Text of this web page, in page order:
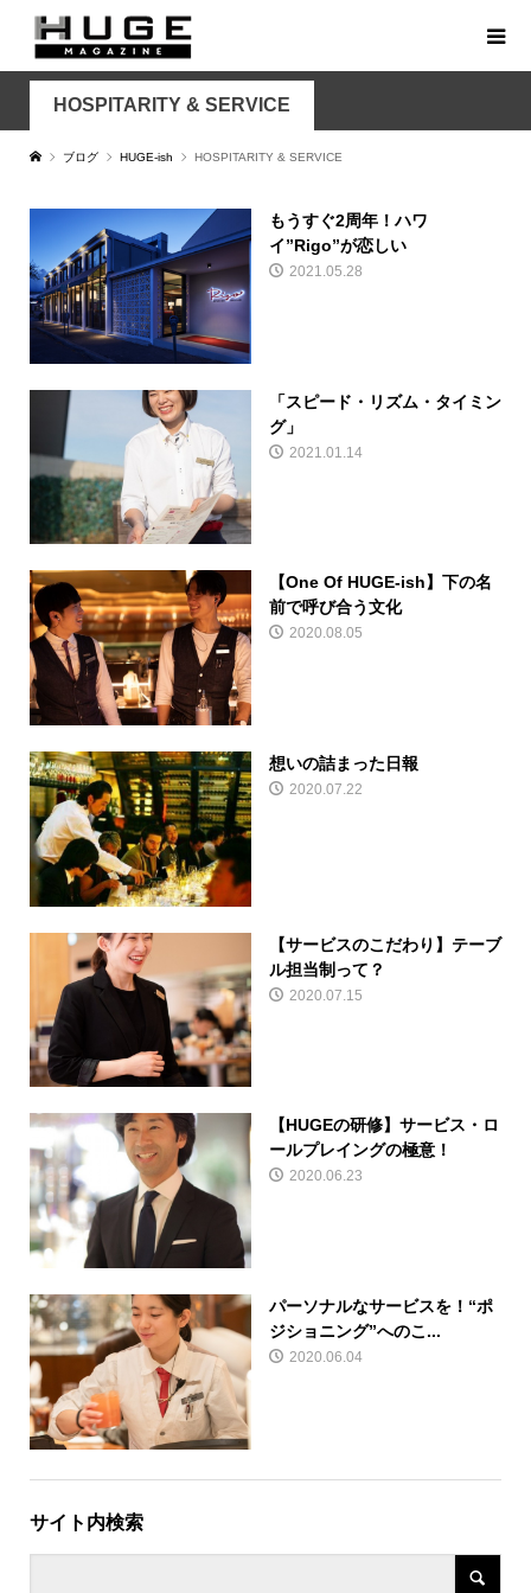
HOSPITARITY & SERVICE
ブログ HUGE-ish HOSPITARITY & SERVICE
もうすぐ2周年！ハワ
イ”Rigo”が恋しい
2021.05.28
「スピード・リズム・タイミン
グ」
2021.01.14
【One Of HUGE-ish】下の名
前で呼び合う文化
2020.08.05
想いの詰まった日報
2020.07.22
【サービスのこだわり】テーブ
ル担当制って？
2020.07.15
【HUGEの研修】サービス・ロ
ールプレイングの極意！
2020.06.23
パーソナルなサービスを！“ポ
ジショニング”へのこ...
2020.06.04
サイト内検索